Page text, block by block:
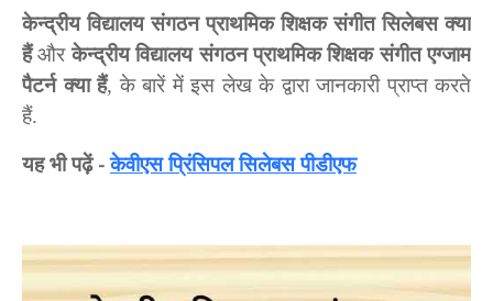
केन्द्रीय विद्यालय संगठन प्राथमिक शिक्षक संगीत सिलेबस क्या
हैंऔरकेन्द्रीय विद्यालय संगठन प्राथमिक शिक्षक संगीत एग्जाम
पैटर्न क्या हैं, के बारें में इस लेख के द्वारा जानकारी प्राप्त करते
हैं.
यह भी पढ़ें - केवीएस प्रिंसिपल सिलेबस पीडीएफ